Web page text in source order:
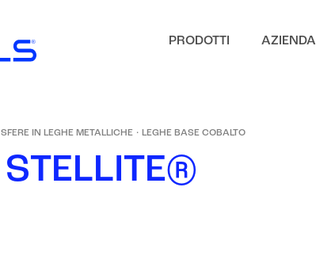
PRODOTTI AZIENDA
SFERE IN LEGHE METALLICHE · LEGHE BASE COBALTO
STELLITE®